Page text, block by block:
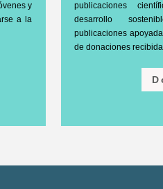
y
a la
publicaciones
desarrollo
publicaciones
de donaciones